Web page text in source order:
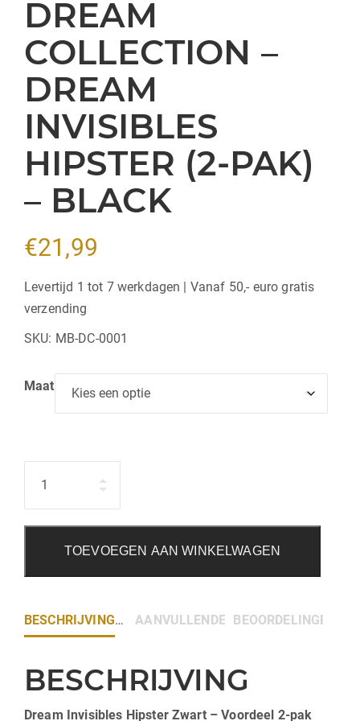
DREAM
COLLECTION –
DREAM
INVISIBLES
HIPSTER (2-PAK)
– BLACK
€21,99
Levertijd 1 tot 7 werkdagen | Vanaf 50,- euro gratis
verzending
SKU: MB-DC-0001
Maat
TOEVOEGEN AAN WINKELWAGEN
BESCHRIJVING AANVULLENDE INFORMATIE
BEOORDELINGEN (0)
BESCHRIJVING
Dream Invisibles Hipster Zwart – Voordeel 2-pak